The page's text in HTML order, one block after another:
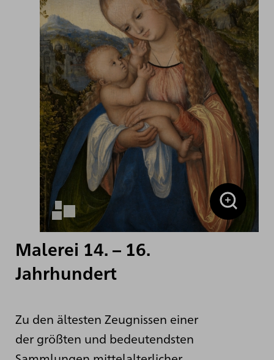
Malerei 14. – 16.
Jahrhundert
Zu den ältesten Zeugnissen einer
der größten und bedeutendsten